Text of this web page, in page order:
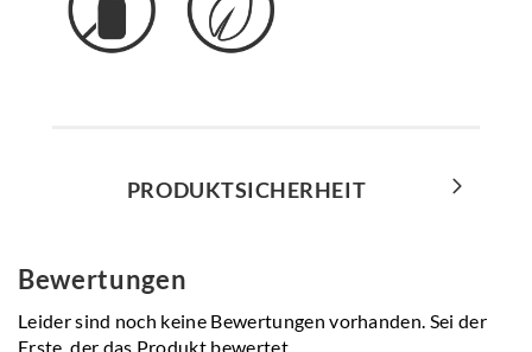
PRODUKTSICHERHEIT
Bewertungen
Leider sind noch keine Bewertungen vorhanden. Sei der
Erste, der das Produkt bewertet.